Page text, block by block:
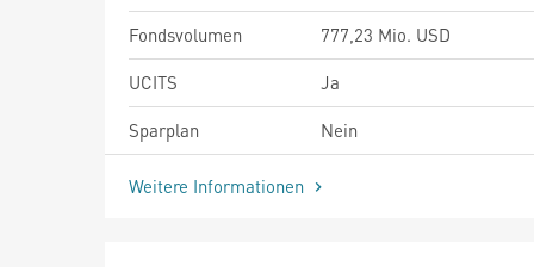
Fondsvolumen
777,23 Mio. USD
UCITS
Ja
Sparplan
Nein
Weitere Informationen